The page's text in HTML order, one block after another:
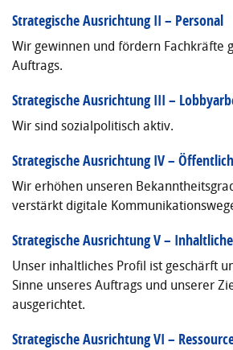
Strategische Ausrichtung II – Personal
Wir gewinnen und fördern Fachkräfte
Auftrags.
Strategische Ausrichtung III –
Wir sind sozialpolitisch aktiv.
Strategische Ausrichtung IV –
Wir erhöhen unseren
verstärkt digitale
Strategische Ausrichtung V –
Unser inhaltliches Profil ist geschärft
Sinne unseres Auftrags und unserer
ausgerichtet.
Strategische Ausrichtung VI –